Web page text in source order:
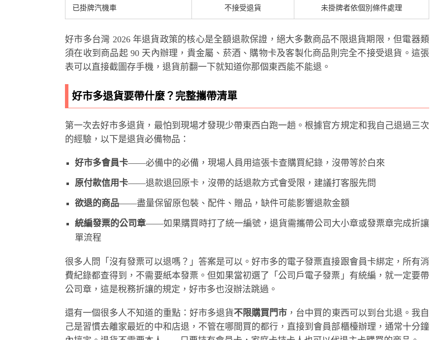
已掛牌汽機車 不接受退貨 未掛牌者依個別條件處理
好市多台灣 2026 年退貨政策的核心是全額退款保證，絕大多數商品不限退貨期限，但電器類
須在收到商品起 90 天內辦理，貴金屬、菸酒、購物卡及客製化商品則完全不接受退貨。這張
表可以直接截圖存手機，退貨前翻一下就知道你那個東西能不能退。
好市多退貨要帶什麼？完整攜帶清單
第一次去好市多退貨，最怕到現場才發現少帶東西白跑一趟。根據官方規定和我自己退過三次
的經驗，以下是退貨必備物品：
好市多會員卡——必備中的必備，現場人員用這張卡查購買紀錄，沒帶等於白來
原付款信用卡——退款退回原卡，沒帶的話退款方式會受限，建議打客服先問
欲退的商品——盡量保留原包裝、配件、贈品，缺件可能影響退款金額
統編發票的公司章——如果購買時打了統一編號，退貨需攜帶公司大小章或發票章完成折讓
單流程
很多人問「沒有發票可以退嗎？」答案是可以。好市多的電子發票直接跟會員卡綁定，所有消
費紀錄都查得到，不需要紙本發票。但如果當初選了「公司戶電子發票」有統編，就一定要帶
公司章，這是稅務折讓的規定，好市多也沒辦法跳過。
還有一個很多人不知道的重點：好市多退貨不限購買門市 ，台中買的東西可以到台北退。我自
己是習慣去離家最近的中和店退，不管在哪間買的都行，直接到會員部櫃檯辦理，通常十分鐘